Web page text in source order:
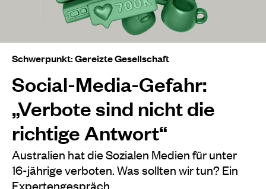
Schwerpunkt: Gereizte Gesellschaft
Social-Media-Gefahr:
„Verbote sind nicht die
richtige Antwort“
Australien hat die Sozialen Medien für unter
16-jährige verboten. Was sollten wir tun? Ein
Expertengespräch.